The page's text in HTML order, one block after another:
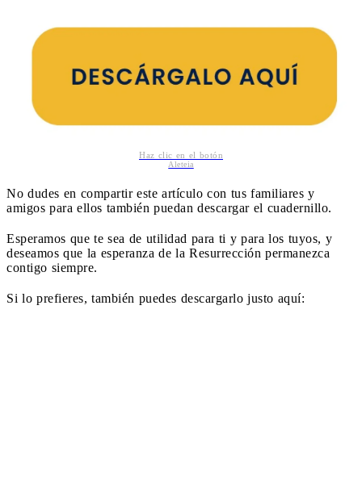
Haz clic en el botón
Aleteia
No dudes en compartir este artículo con tus familiares y
amigos para ellos también puedan descargar el cuadernillo.
Esperamos que te sea de utilidad para ti y para los tuyos, y
deseamos que la esperanza de la Resurrección permanezca
contigo siempre.
Si lo prefieres, también puedes descargarlo justo aquí: